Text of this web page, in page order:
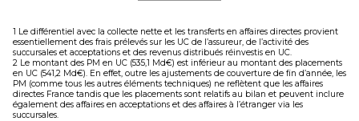
1 Le différentiel avec la collecte nette et les transferts en affaires directes provient
essentiellement des frais prélevés sur les UC de l’assureur, de l’activité des
succursales et acceptations et des revenus distribués réinvestis en UC.
2 Le montant des PM en UC (535,1 Md€) est inférieur au montant des placements
en UC (541,2 Md€). En effet, outre les ajustements de couverture de fin d’année, les
PM (comme tous les autres éléments techniques) ne reflètent que les affaires
directes France tandis que les placements sont relatifs au bilan et peuvent inclure
également des affaires en acceptations et des affaires à l’étranger via les
succursales.